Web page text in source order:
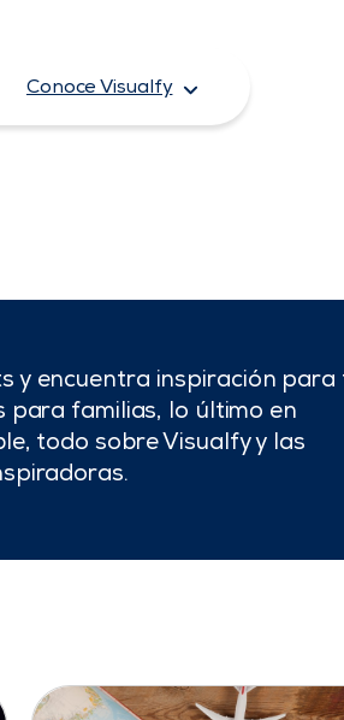
Conoce Visualfy
y encuentra inspiración para
para familias, lo último en
todo sobre Visualfy y las